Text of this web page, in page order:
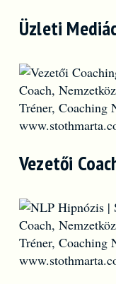
Üzleti
Vezetői